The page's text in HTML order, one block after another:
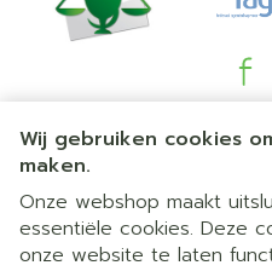
Wij gebruiken cookies
maken.
Onze webshop maakt
essentiële cookies. Deze
onze website te laten
Juridische links